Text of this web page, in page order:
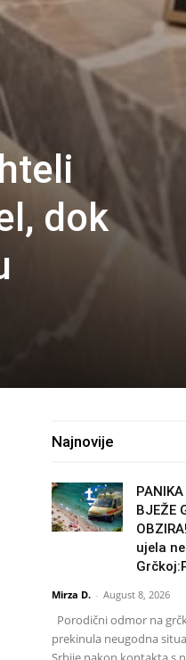
dok
Najnovije
BJEŽE
ujela
Mirza D. - August 8, 2026
Porodični odmor na
prekinula neugodna